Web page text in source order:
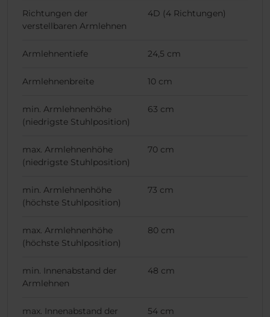
Richtungen der
verstellbaren Armlehnen
4D (4 Richtungen)
Armlehnentiefe 24,5 cm
Armlehnenbreite 10 cm
min. Armlehnenhöhe
(niedrigste Stuhlposition)
63 cm
max. Armlehnenhöhe
(niedrigste Stuhlposition)
70 cm
min. Armlehnenhöhe
(höchste Stuhlposition)
73 cm
max. Armlehnenhöhe
(höchste Stuhlposition)
80 cm
min. Innenabstand der
Armlehnen
48 cm
max. Innenabstand der
54 cm